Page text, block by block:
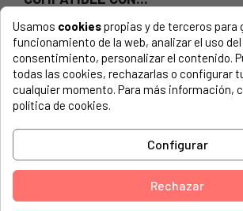
El número de modelo lo encontrarás en la
electrodoméstico. Suele estar formado
letras.
Placa evaporacion universal, 410x425mm
Con capilar
Usamos cookiespropias y de terceros para
funcionamiento de la web, analizar el uso
consentimiento, personalizar el contenido.
todas las cookies, rechazarlas o configurar
cualquier momento. Para más información,
política de cookies.
Configurar
Rechazar